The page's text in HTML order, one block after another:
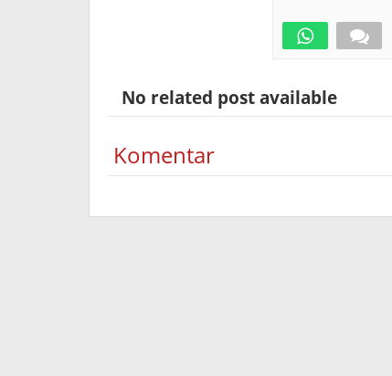
No related post available
Komentar